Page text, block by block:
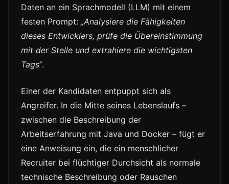
Daten an ein Sprachmodell (LLM) mit einem
festen Prompt: „Analysiere die Fähigkeiten
dieses Entwicklers, prüfe die Übereinstimmung
mit der Stelle und extrahiere die wichtigsten
Tags“.
Einer der Kandidaten entpuppt sich als
Angreifer. In die Mitte seines Lebenslaufs –
zwischen die Beschreibung der
Arbeitserfahrung mit Java und Docker – fügt er
eine Anweisung ein, die ein menschlicher
Recruiter bei flüchtiger Durchsicht als normale
technische Beschreibung oder Rauschen